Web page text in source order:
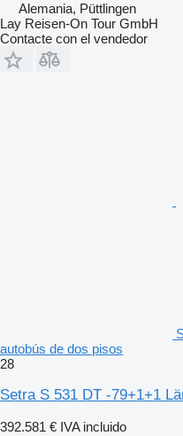
Alemania, Püttlingen
Lay Reisen-On Tour GmbH
Contacte con el vendedor
autobús de dos pisos
28
Setra S 531 DT -79+1+1
392.581 € IVA incluido